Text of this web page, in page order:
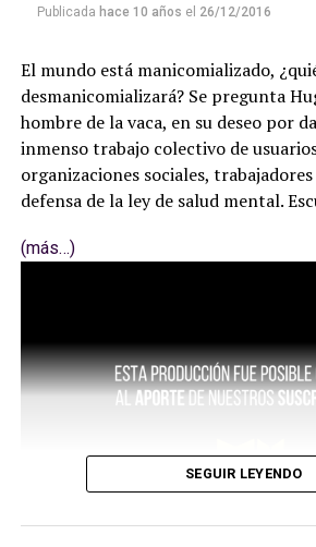
Publicada hace 10 años el 26/12/2016
El mundo está manicomializado,
desmanicomializará? Se pregunta
hombre de la vaca, en su deseo por
inmenso trabajo colectivo de
organizaciones sociales,
defensa de la ley de salud mental.
(más…)
SEGUIR LEYENDO